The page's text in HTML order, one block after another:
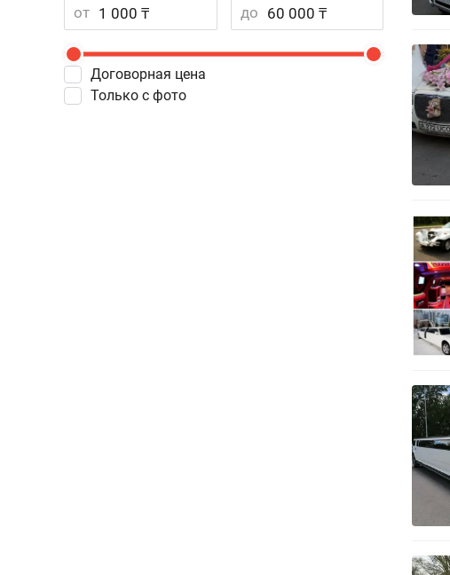
от до
Договорная цена
Только с фото